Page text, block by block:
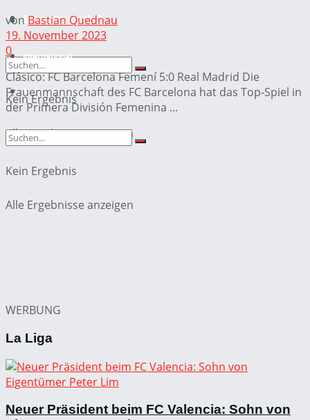
Nationalmannschaft
Kein Ergebnis
Alle Ergebnisse anzeigen
Atletico Madrid
International
Nationalmannschaft
Kein Ergebnis
Alle Ergebnisse anzeigen
von Bastian Quednau
19. November 2023
0
Clásico: FC Barcelona Femení 5:0 Real Madrid Die
Frauenmannschaft des FC Barcelona hat das Top-Spiel in
der Primera División Femenina ...
WERBUNG
La Liga
Neuer Präsident beim FC Valencia: Sohn von